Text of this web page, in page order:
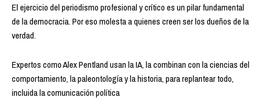
El ejercicio del periodismo profesional y crítico es un pilar fundamental
de la democracia. Por eso molesta a quienes creen ser los dueños de la
verdad.
Expertos como Alex Pentland usan la IA, la combinan con la ciencias del
comportamiento, la paleontología y la historia, para replantear todo,
incluida la comunicación política